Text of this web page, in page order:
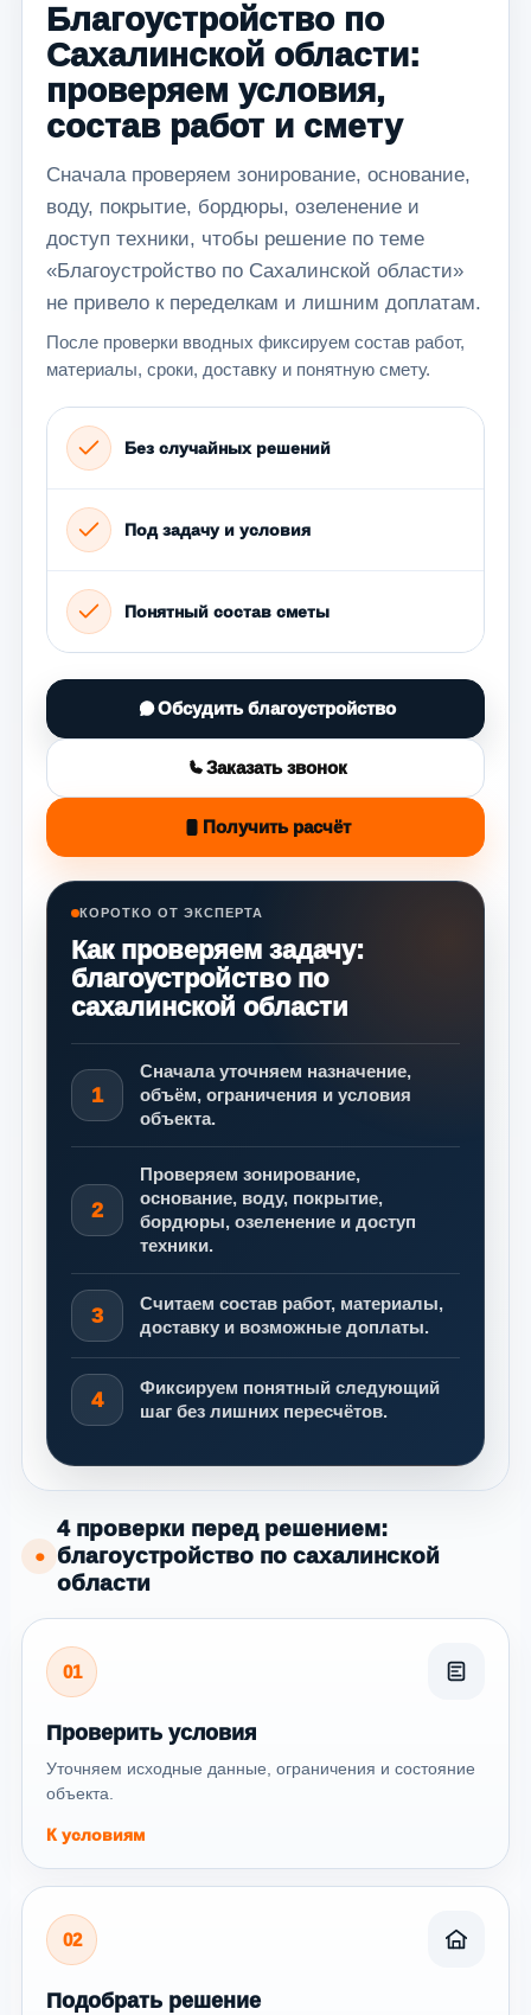
Благоустройство по
Сахалинской области:
проверяем условия,
состав работ и смету
Сначала проверяем зонирование, основание,
воду, покрытие, бордюры, озеленение и
доступ техники, чтобы решение по теме
«Благоустройство по Сахалинской области»
не привело к переделкам и лишним доплатам.
После проверки вводных фиксируем состав работ,
материалы, сроки, доставку и понятную смету.
Без случайных решений
Под задачу и условия
Понятный состав сметы
Обсудить благоустройство
Заказать звонок
Получить расчёт
КОРОТКО ОТ ЭКСПЕРТА
Как проверяем задачу:
благоустройство по
сахалинской области
1
Сначала уточняем назначение,
объём, ограничения и условия
объекта.
2
Проверяем зонирование,
основание, воду, покрытие,
бордюры, озеленение и доступ
техники.
3
Считаем состав работ, материалы,
доставку и возможные доплаты.
4
Фиксируем понятный следующий
шаг без лишних пересчётов.
●
4 проверки перед решением:
благоустройство по сахалинской
области
01
Проверить условия
Уточняем исходные данные, ограничения и состояние
объекта.
К условиям
02
Подобрать решение